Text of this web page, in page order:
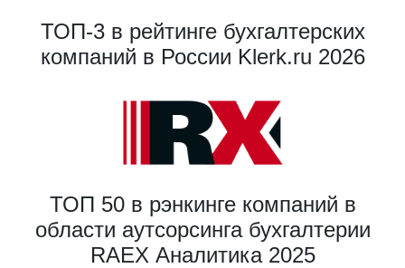
ТОП-3 в рейтинге бухгалтерских
компаний в России Klerk.ru 2026
ТОП 50 в рэнкинге компаний в
области аутсорсинга бухгалтерии
RAEX Аналитика 2025